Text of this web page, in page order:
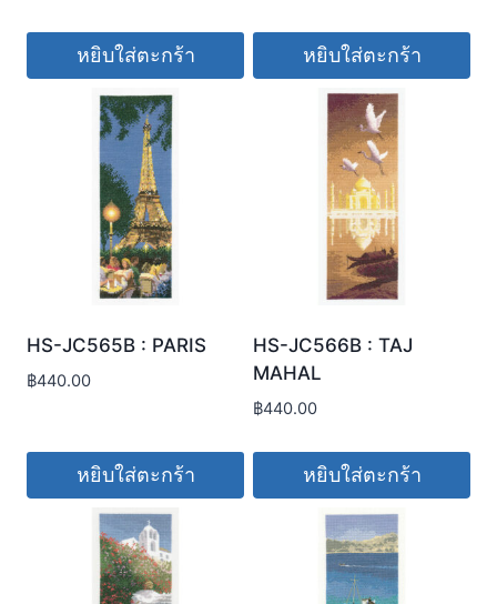
หยิบใส่ตะกร้า หยิบใส่ตะกร้า
HS-JC565B : PARIS
฿440.00
หยิบใส่ตะกร้า
HS-JC566B : TAJ
MAHAL
฿440.00
หยิบใส่ตะกร้า